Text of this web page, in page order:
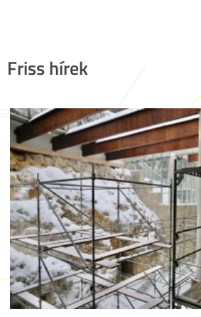
Friss hírek